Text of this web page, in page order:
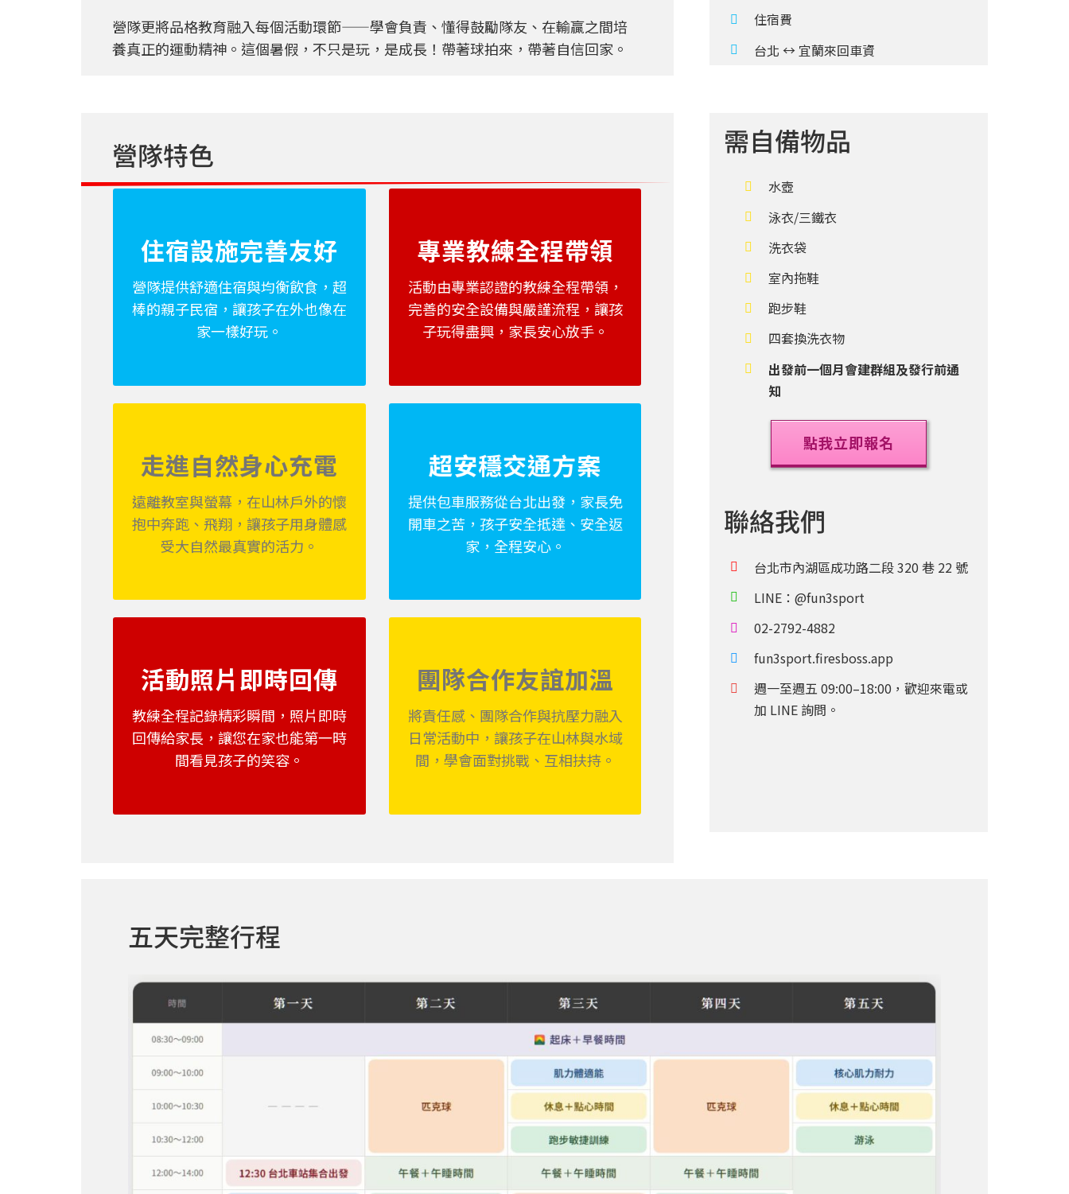
營隊更將品格教育融入每個活動環節——學會負責、懂得鼓勵隊友、在輸贏之間培
養真正的運動精神。這個暑假，不只是玩，是成長！帶著球拍來，帶著自信回家。
住宿費
台北 ↔ 宜蘭來回車資
營隊特色
住宿設施完善友好
營隊提供舒適住宿與均衡飲食，超
棒的親子民宿，讓孩子在外也像在
家一樣好玩。
走進自然身心充電
遠離教室與螢幕，在山林戶外的懷
抱中奔跑、飛翔，讓孩子用身體感
受大自然最真實的活力。
活動照片即時回傳
教練全程記錄精彩瞬間，照片即時
回傳給家長，讓您在家也能第一時
間看見孩子的笑容。
專業教練全程帶領
活動由專業認證的教練全程帶領，
完善的安全設備與嚴謹流程，讓孩
子玩得盡興，家長安心放手。
超安穩交通方案
提供包車服務從台北出發，家長免
開車之苦，孩子安全抵達、安全返
家，全程安心。
團隊合作友誼加溫
將責任感、團隊合作與抗壓力融入
日常活動中，讓孩子在山林與水域
間，學會面對挑戰、互相扶持。
需自備物品
水壺
泳衣/三鐵衣
洗衣袋
室內拖鞋
跑步鞋
四套換洗衣物
出發前一個月會建群組及發行前通
知
點我立即報名
聯絡我們
台北市內湖區成功路二段 320 巷 22 號
LINE：@fun3sport
02-2792-4882
fun3sport.firesboss.app
週一至週五 09:00–18:00，歡迎來電或
加 LINE 詢問。
五天完整行程